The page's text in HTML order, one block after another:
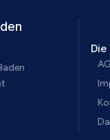
Die